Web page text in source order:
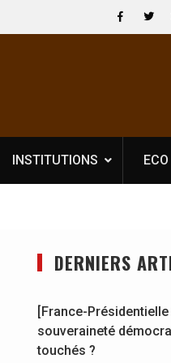
licence obligatoire pour les
l’opérateur culturel Soldat
INSTITUTIONS ECO
DERNIERS
[France-
souveraineté
touchés ?